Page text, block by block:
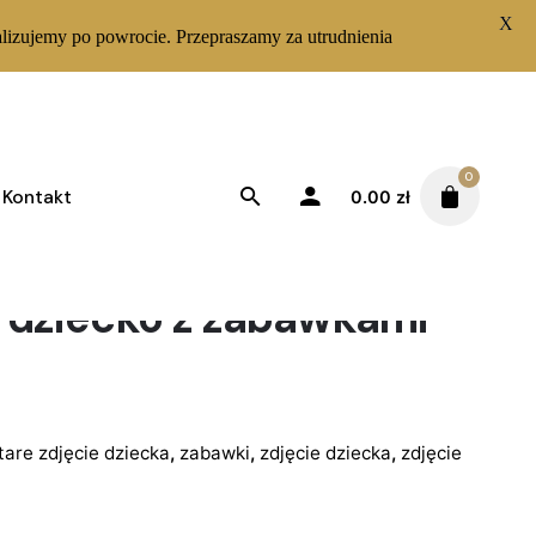
Kontakt 0.00 zł
0
z zabawkami
zdjęcie dziecka, zabawki, zdjęcie dziecka, zdjęcie
po powrocie. Przepraszamy za utrudnienia
X